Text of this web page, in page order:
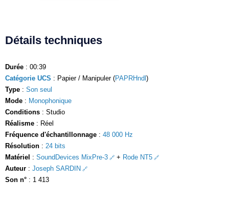
Détails techniques
Durée : 00:39
Catégorie UCS : Papier / Manipuler (PAPRHndl )
Type : Son seul
Mode : Monophonique
Conditions : Studio
Réalisme : Réel
Fréquence d'échantillonnage : 48 000 Hz
Résolution : 24 bits
Matériel : SoundDevices MixPre-3 + Rode NT5
Auteur : Joseph SARDIN
Son n° : 1 413